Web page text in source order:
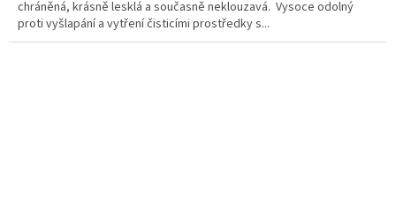
hvězdiček.
chráněná, krásně lesklá a současně neklouzavá. Vysoce odolný
proti vyšlapání a vytření čisticími prostředky s...